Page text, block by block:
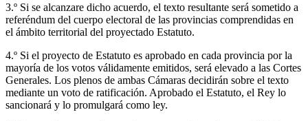
3.º Si se alcanzare dicho acuerdo, el texto resultante será sometido a
referéndum del cuerpo electoral de las provincias comprendidas en
el ámbito territorial del proyectado Estatuto.
4.º Si el proyecto de Estatuto es aprobado en cada provincia por la
mayoría de los votos válidamente emitidos, será elevado a las Cortes
Generales. Los plenos de ambas Cámaras decidirán sobre el texto
mediante un voto de ratificación. Aprobado el Estatuto, el Rey lo
sancionará y lo promulgará como ley.